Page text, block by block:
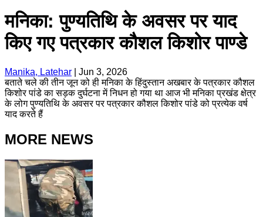
मनिका: पुण्यतिथि के अवसर पर याद
किए गए पत्रकार कौशल किशोर पाण्डे
Manika, Latehar
Jun 3, 2026
बताते चले की तीन जून को ही मनिका के हिंदुस्तान अखबार के पत्रकार कौशल
किशोर पांडे का सड़क दुर्घटना में निधन हो गया था आज भी मनिका प्रखंड क्षेत्र
के लोग पुण्यतिथि के अवसर पर पत्रकार कौशल किशोर पांडे को प्रत्येक वर्ष
याद करते हैं
MORE NEWS